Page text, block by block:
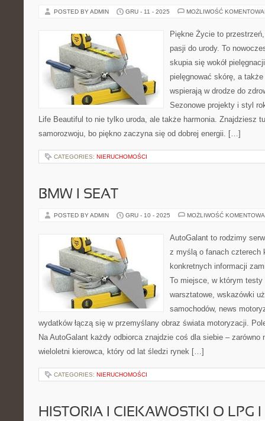
POSTED BY ADMIN GRU - 11 - 2025 MOŻLIWOŚĆ
Piękne Życie to
pasji do urody. To
skupia się wokół
pielęgnować skórę, a
wspierają w drodze do
Sezonowe projekty i styl
Life Beautiful to nie tylko uroda, ale także harmonia. Znajdziesz
samorozwoju, bo piękno zaczyna się od dobrej energii. […]
CATEGORIES: NIERUCHOMOŚCI
BMW I SEAT
POSTED BY ADMIN GRU - 10 - 2025 MOŻLIWOŚĆ
AutoGalant to rodzimy
z myślą o fanach czterech
konkretnych informacji
To miejsce, w którym testy
warsztatowe, wskazówki
samochodów, news
wydatków łączą się w przemyślany obraz świata motoryzacji.
Na AutoGalant każdy odbiorca znajdzie coś dla siebie – zarówno
wieloletni kierowca, który od lat śledzi rynek […]
CATEGORIES: NIERUCHOMOŚCI
HISTORIA I CIEKAWOSTKI O LPG I